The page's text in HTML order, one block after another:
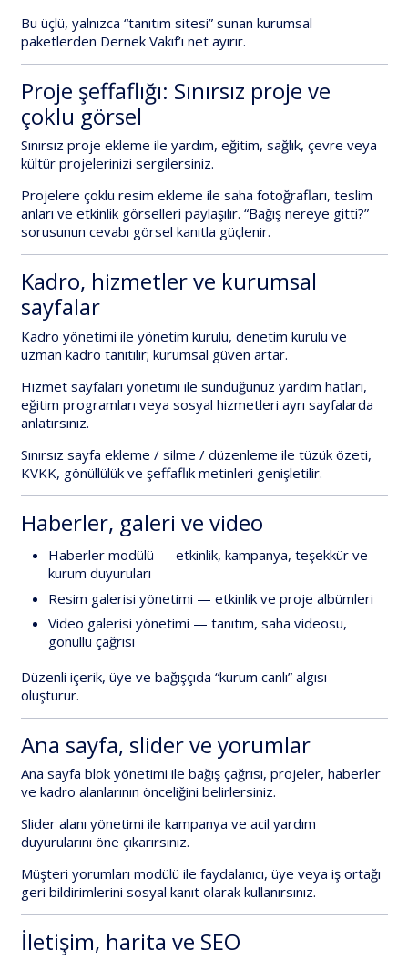
Bu üçlü, yalnızca “tanıtım sitesi” sunan kurumsal
paketlerden Dernek Vakıf’ı net ayırır.
Proje şeffaflığı: Sınırsız proje ve
çoklu görsel
Sınırsız proje ekleme ile yardım, eğitim, sağlık, çevre veya
kültür projelerinizi sergilersiniz.
Projelere çoklu resim ekleme ile saha fotoğrafları, teslim
anları ve etkinlik görselleri paylaşılır. “Bağış nereye gitti?”
sorusunun cevabı görsel kanıtla güçlenir.
Kadro, hizmetler ve kurumsal
sayfalar
Kadro yönetimi ile yönetim kurulu, denetim kurulu ve
uzman kadro tanıtılır; kurumsal güven artar.
Hizmet sayfaları yönetimi ile sunduğunuz yardım hatları,
eğitim programları veya sosyal hizmetleri ayrı sayfalarda
anlatırsınız.
Sınırsız sayfa ekleme / silme / düzenleme ile tüzük özeti,
KVKK, gönüllülük ve şeffaflık metinleri genişletilir.
Haberler, galeri ve video
Haberler modülü — etkinlik, kampanya, teşekkür ve
kurum duyuruları
Resim galerisi yönetimi — etkinlik ve proje albümleri
Video galerisi yönetimi — tanıtım, saha videosu,
gönüllü çağrısı
Düzenli içerik, üye ve bağışçıda “kurum canlı” algısı
oluşturur.
Ana sayfa, slider ve yorumlar
Ana sayfa blok yönetimi ile bağış çağrısı, projeler, haberler
ve kadro alanlarının önceliğini belirlersiniz.
Slider alanı yönetimi ile kampanya ve acil yardım
duyurularını öne çıkarırsınız.
Müşteri yorumları modülü ile faydalanıcı, üye veya iş ortağı
geri bildirimlerini sosyal kanıt olarak kullanırsınız.
İletişim, harita ve SEO